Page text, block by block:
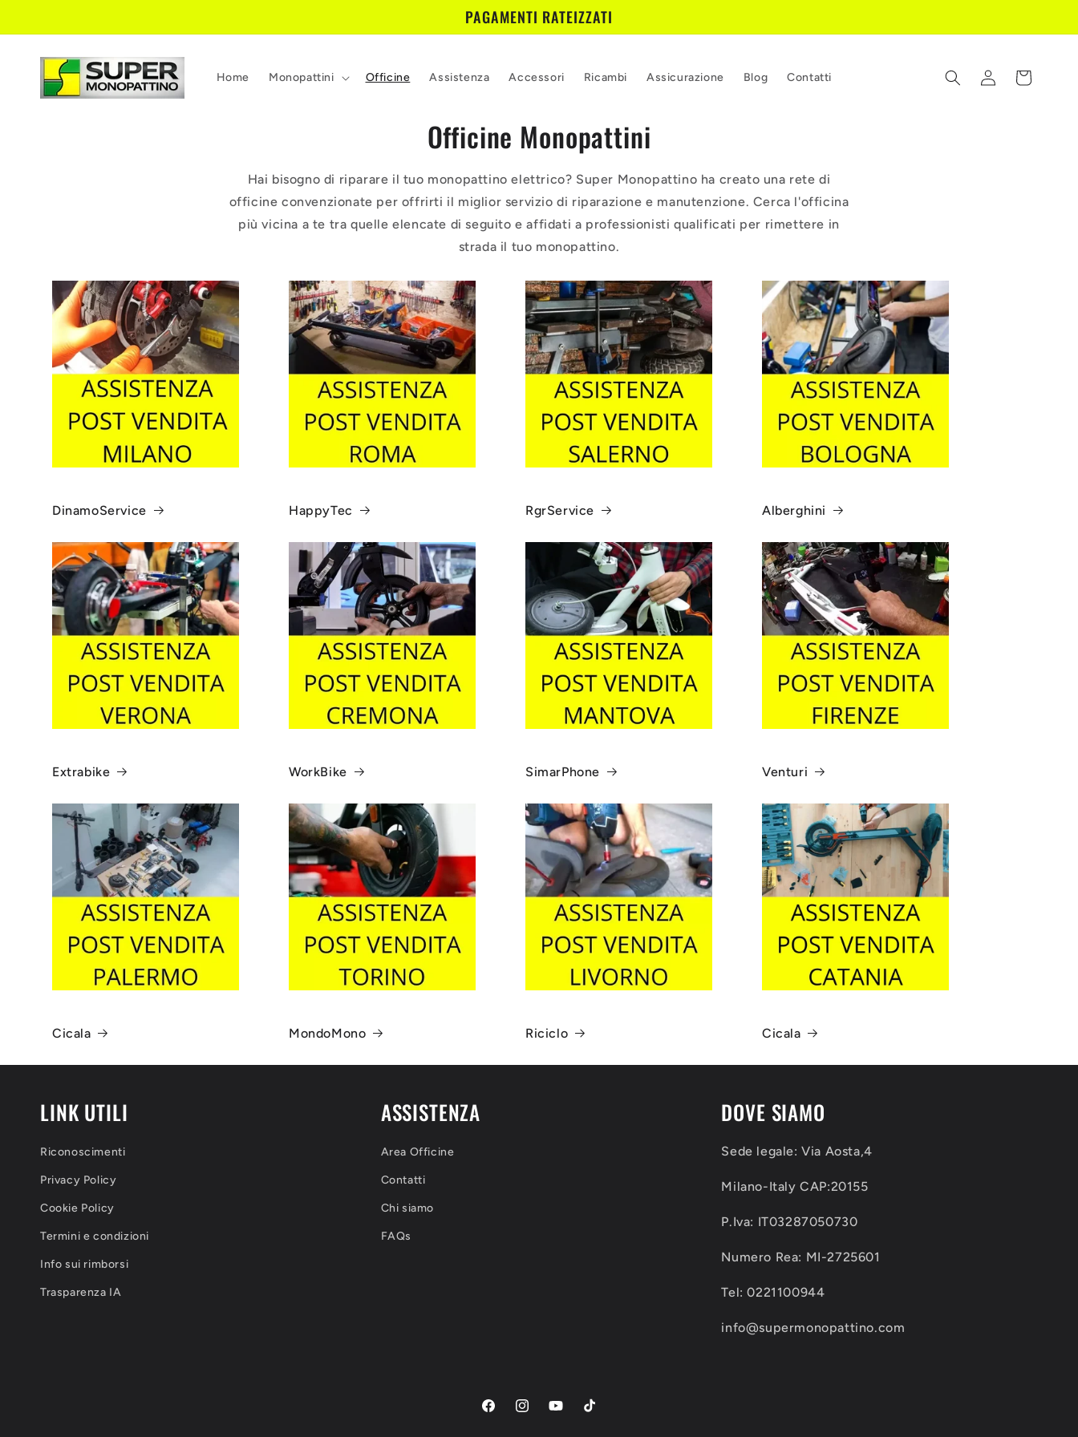
ai contenuti
PAGAMENTI RATEIZZATI
Home Monopattini Officine Assistenza Accessori Ricambi Assicurazione Blog Contatti Accedi Carrello
Officine Monopattini
Hai bisogno di riparare il tuo monopattino elettrico? Super Monopattino ha creato una rete di
officine convenzionate per offrirti il miglior servizio di riparazione e manutenzione. Cerca l'officina
più vicina a te tra quelle elencate di seguito e affidati a professionisti qualificati per rimettere in
strada il tuo monopattino.
DinamoService HappyTec RgrService Alberghini
Extrabike WorkBike SimarPhone Venturi
Cicala MondoMono Riciclo Cicala
LINK UTILI
Riconoscimenti
Privacy Policy
Cookie Policy
Termini e condizioni
Info sui rimborsi
Trasparenza IA
ASSISTENZA
Area Officine
Contatti
Chi siamo
FAQs
DOVE SIAMO
Sede legale: Via Aosta,4
Milano-Italy CAP:20155
P.Iva: IT03287050730
Numero Rea: MI-2725601
Tel: 0221100944
info@supermonopattino.com
FacebookInstagramYouTubeTikTok